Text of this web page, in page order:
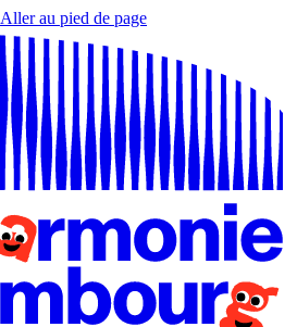
Aller au pied de page